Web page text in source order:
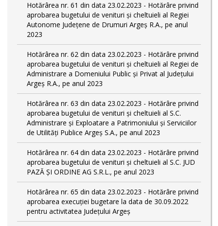
Hotărârea nr. 61 din data 23.02.2023 - Hotărâre privind
aprobarea bugetului de venituri și cheltuieli al Regiei
Autonome Județene de Drumuri Argeș R.A., pe anul
2023
Hotărârea nr. 62 din data 23.02.2023 - Hotărâre privind
aprobarea bugetului de venituri și cheltuieli al Regiei de
Administrare a Domeniului Public și Privat al Județului
Argeș R.A., pe anul 2023
Hotărârea nr. 63 din data 23.02.2023 - Hotărâre privind
aprobarea bugetului de venituri și cheltuieli al S.C.
Administrare și Exploatare a Patrimoniului și Serviciilor
de Utilități Publice Argeș S.A., pe anul 2023
Hotărârea nr. 64 din data 23.02.2023 - Hotărâre privind
aprobarea bugetului de venituri și cheltuieli al S.C. JUD
PAZĂ ȘI ORDINE AG S.R.L., pe anul 2023
Hotărârea nr. 65 din data 23.02.2023 - Hotărâre privind
aprobarea execuției bugetare la data de 30.09.2022
pentru activitatea Județului Argeș